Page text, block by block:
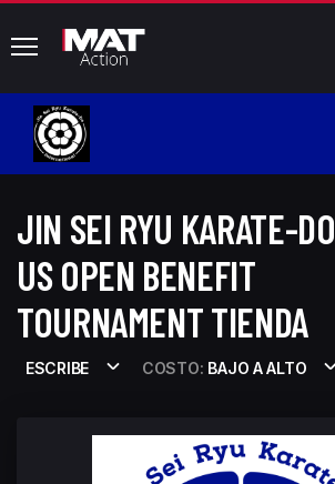
common.menu
JIN SEI RYU KARATE-DO
US OPEN BENEFIT
TOURNAMENT TIENDA
ESCRIBE COSTO: BAJO A ALTO